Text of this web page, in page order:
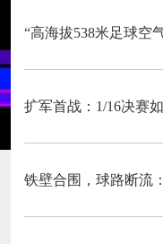
扩军首战：1/16决赛
铁壁合围，球路断流